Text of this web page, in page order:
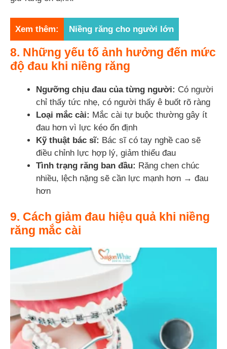
Xem thêm: Niềng răng cho người lớn
8. Những yếu tố ảnh hưởng đến mức
độ đau khi niềng răng
Ngưỡng chịu đau của từng người: Có người
chỉ thấy tức nhẹ, có người thấy ê buốt rõ ràng
Loại mắc cài: Mắc cài tự buộc thường gây ít
đau hơn vì lực kéo ổn định
Kỹ thuật bác sĩ: Bác sĩ có tay nghề cao sẽ
điều chỉnh lực hợp lý, giảm thiểu đau
Tình trạng răng ban đầu: Răng chen chúc
nhiều, lệch nặng sẽ cần lực mạnh hơn → đau
hơn
9. Cách giảm đau hiệu quả khi niềng
răng mắc cài